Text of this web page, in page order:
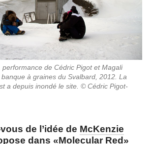
performance de Cédric Pigot et Magali
à graines du Svalbard, 2012. La
a depuis inondé le site. © Cédric Pigot-
de l’idée de McKenzie
dans «Molecular Red»